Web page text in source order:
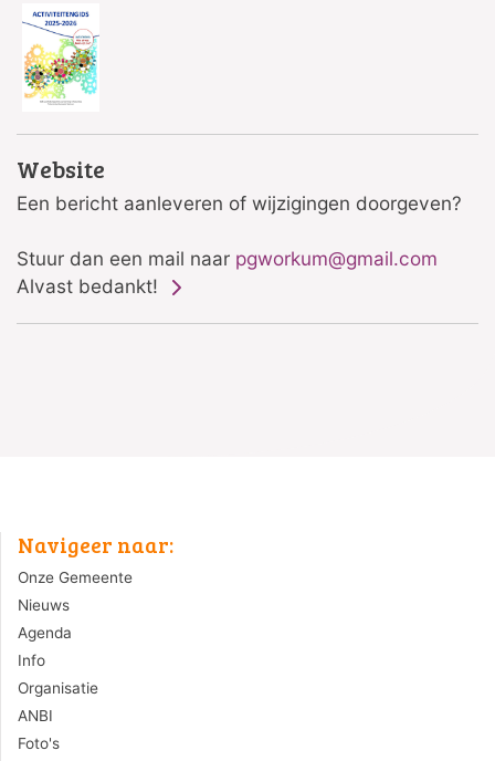
Website
Een bericht aanleveren of wijzigingen doorgeven?
Stuur dan een mail naar pgworkum@gmail.com
Alvast bedankt!
Navigeer naar:
Onze Gemeente
Nieuws
Agenda
Info
Organisatie
ANBI
Foto's